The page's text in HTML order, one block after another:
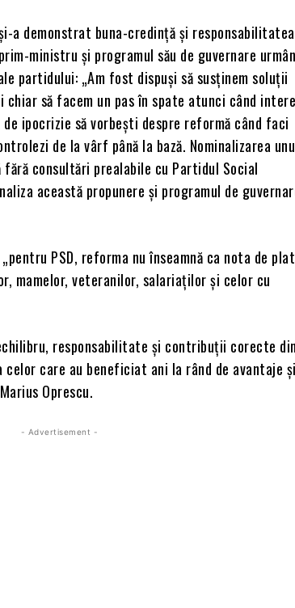
a demonstrat buna-credință și
ministru și programul său de guvernare
partidului: „Am fost dispuși să susținem soluții
să facem un pas în spate atunci când
ipocrizie să vorbești despre reformă când faci
de la vârf până la bază. Nominalizarea
consultări prealabile cu Partidul Social
această propunere și programul de
PSD, reforma nu înseamnă ca nota de
mamelor, veteranilor, salariaților și celor cu
responsabilitate și contribuții corecte din
care au beneficiat ani la rând de avantaje și
Oprescu.
- Advertisement -